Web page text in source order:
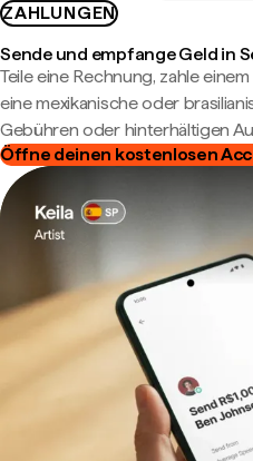
ZAHLUNGEN
Sende und empfange Geld in
Teile eine Rechnung, zahle
eine mexikanische oder
Gebühren oder hinterhältigen
Öffne deinen kostenlosen